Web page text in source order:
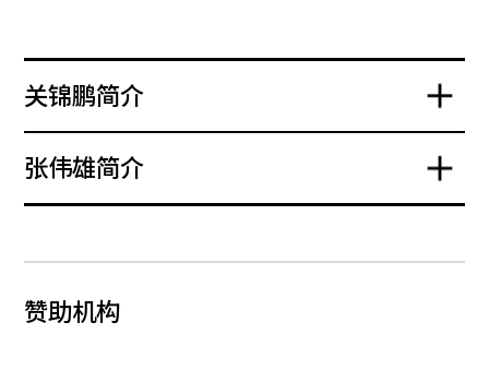
关锦鹏简介
张伟雄简介
赞助机构